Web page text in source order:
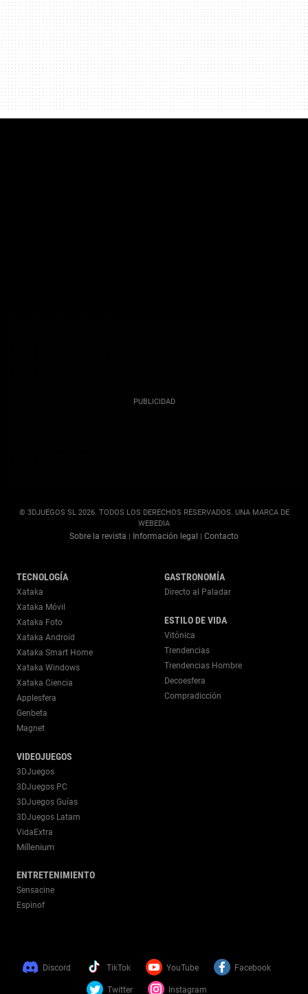
© 3DJUEGOS SL 2026. TODOS LOS DERECHOS RESERVADOS. UNA MARCA DE
WEBEDIA
Sobre la revista | Información legal | Contacto
TECNOLOGÍA
Xataka
Xataka Móvil
Xataka Foto
Xataka Android
Xataka Smart Home
Xataka Windows
Xataka Ciencia
Applesfera
Genbeta
Magnet
VIDEOJUEGOS
3DJuegos
3DJuegos PC
3DJuegos Guías
3DJuegos Latam
VidaExtra
Millenium
ENTRETENIMIENTO
Sensacine
Espinof
GASTRONOMÍA
Directo al Paladar
ESTILO DE VIDA
Vitónica
Trendencias
Trendencias Hombre
Decoesfera
Compradicción
Discord TikTok YouTube Facebook
Twitter Instagram